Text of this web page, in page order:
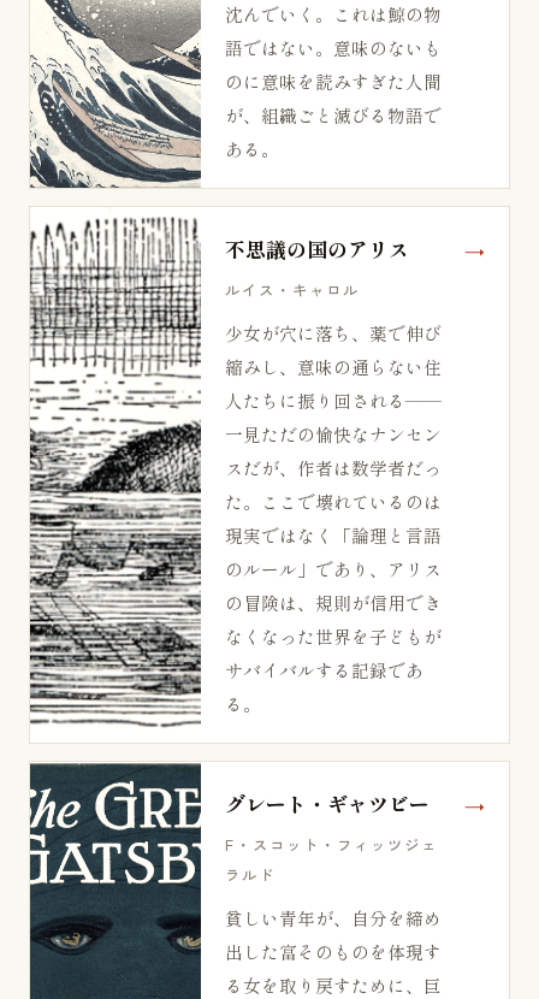
沈んでいく。これは鯨の物
語ではない。意味のないも
のに意味を読みすぎた人間
が、組織ごと滅びる物語で
ある。
不思議の国のアリス
ルイス・キャロル
少女が穴に落ち、薬で伸び
縮みし、意味の通らない住
人たちに振り回される——
一見ただの愉快なナンセン
スだが、作者は数学者だっ
た。ここで壊れているのは
現実ではなく「論理と言語
のルール」であり、アリス
の冒険は、規則が信用でき
なくなった世界を子どもが
サバイバルする記録であ
る。
グレート・ギャツビー
F・スコット・フィッツジェ
ラルド
貧しい青年が、自分を締め
出した富そのものを体現す
る女を取り戻すために、巨